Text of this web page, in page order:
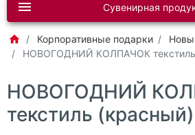
Сувенирная
Корпоративные подарки
НОВОГОДНИЙ КОЛПАЧОК текстиль
НОВОГОДНИЙ
текстиль